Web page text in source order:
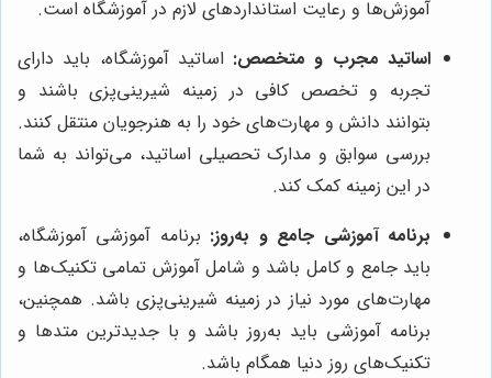
آموزش‌ها و رعایت استانداردهای لازم در آموزشگاه است.
اساتید مجرب و متخصص: اساتید آموزشگاه، باید دارای
تجربه و تخصص کافی در زمینه شیرینی‌پزی باشند و
بتوانند دانش و مهارت‌های خود را به هنرجویان منتقل کنند.
بررسی سوابق و مدارک تحصیلی اساتید، می‌تواند به شما
در این زمینه کمک کند.
برنامه آموزشی جامع و به‌روز: برنامه آموزشی آموزشگاه،
باید جامع و کامل باشد و شامل آموزش تمامی تکنیک‌ها و
مهارت‌های مورد نیاز در زمینه شیرینی‌پزی باشد. همچنین،
برنامه آموزشی باید به‌روز باشد و با جدیدترین متدها و
تکنیک‌های روز دنیا همگام باشد.